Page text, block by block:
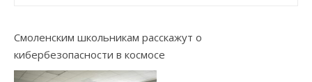
Смоленским школьникам расскажут о
кибербезопасности в космосе